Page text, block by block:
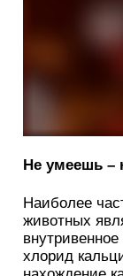
Не умеешь –
Наиболее
животных
хлорид